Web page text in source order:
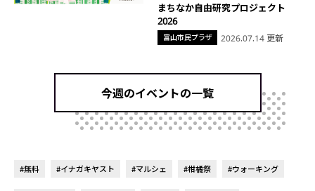
富山市民プラザ
まちなか自由研究プロジェクト
2026
2026.07.14 更新
今週のイベントの一覧
#無料 #イナガキヤスト #マルシェ #柑橘祭 #ウォーキング